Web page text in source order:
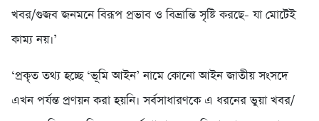
খবর/গুজব জনমনে বিরূপ প্রভাব ও বিভ্রান্তি সৃষ্টি করছে- যা মোটেই
কাম্য নয়।’
‘প্রকৃত তথ্য হচ্ছে ‘ভূমি আইন’ নামে কোনো আইন জাতীয় সংসদে
এখন পর্যন্ত প্রণয়ন করা হয়নি। সর্বসাধারণকে এ ধরনের ভুয়া খবর/